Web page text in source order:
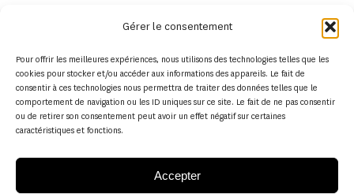
Gérer le consentement
Pour offrir les meilleures expériences, nous utilisons des technologies telles que les
cookies pour stocker et/ou accéder aux informations des appareils. Le fait de
consentir à ces technologies nous permettra de traiter des données telles que le
comportement de navigation ou les ID uniques sur ce site. Le fait de ne pas consentir
ou de retirer son consentement peut avoir un effet négatif sur certaines
caractéristiques et fonctions.
Accepter